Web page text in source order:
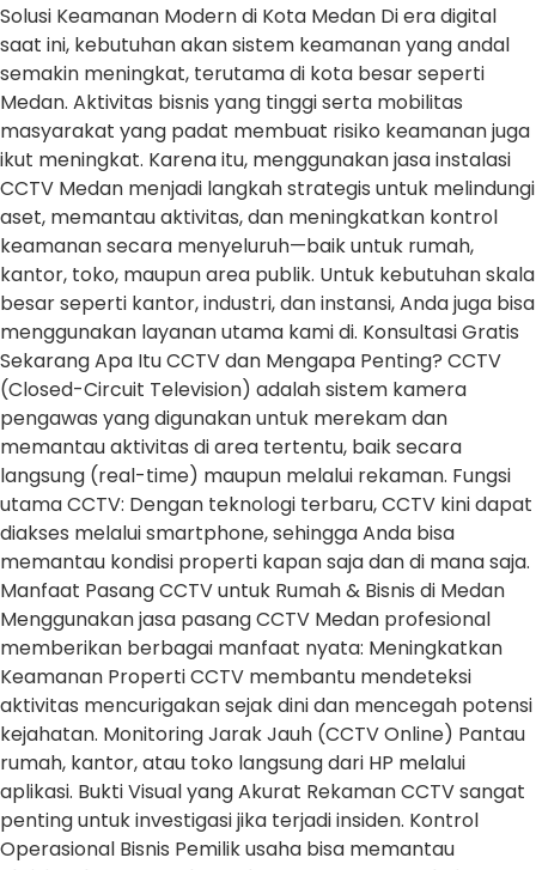
Solusi Keamanan Modern di Kota Medan Di era digital
saat ini, kebutuhan akan sistem keamanan yang andal
semakin meningkat, terutama di kota besar seperti
Medan. Aktivitas bisnis yang tinggi serta mobilitas
masyarakat yang padat membuat risiko keamanan juga
ikut meningkat. Karena itu, menggunakan jasa instalasi
CCTV Medan menjadi langkah strategis untuk melindungi
aset, memantau aktivitas, dan meningkatkan kontrol
keamanan secara menyeluruh—baik untuk rumah,
kantor, toko, maupun area publik. Untuk kebutuhan skala
besar seperti kantor, industri, dan instansi, Anda juga bisa
menggunakan layanan utama kami di. Konsultasi Gratis
Sekarang Apa Itu CCTV dan Mengapa Penting? CCTV
(Closed-Circuit Television) adalah sistem kamera
pengawas yang digunakan untuk merekam dan
memantau aktivitas di area tertentu, baik secara
langsung (real-time) maupun melalui rekaman. Fungsi
utama CCTV: Dengan teknologi terbaru, CCTV kini dapat
diakses melalui smartphone, sehingga Anda bisa
memantau kondisi properti kapan saja dan di mana saja.
Manfaat Pasang CCTV untuk Rumah & Bisnis di Medan
Menggunakan jasa pasang CCTV Medan profesional
memberikan berbagai manfaat nyata: Meningkatkan
Keamanan Properti CCTV membantu mendeteksi
aktivitas mencurigakan sejak dini dan mencegah potensi
kejahatan. Monitoring Jarak Jauh (CCTV Online) Pantau
rumah, kantor, atau toko langsung dari HP melalui
aplikasi. Bukti Visual yang Akurat Rekaman CCTV sangat
penting untuk investigasi jika terjadi insiden. Kontrol
Operasional Bisnis Pemilik usaha bisa memantau